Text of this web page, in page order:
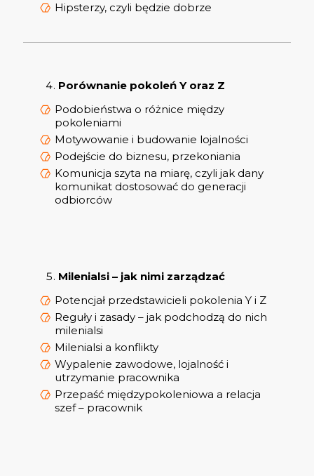
Hipsterzy, czyli będzie dobrze
Porównanie pokoleń Y oraz Z
Podobieństwa o różnice między
pokoleniami
Motywowanie i budowanie lojalności
Podejście do biznesu, przekoniania
Komunicja szyta na miarę, czyli jak dany
komunikat dostosować do generacji
odbiorców
Milenialsi – jak nimi zarządzać
Potencjał przedstawicieli pokolenia Y i Z
Reguły i zasady – jak podchodzą do nich
milenialsi
Milenialsi a konflikty
Wypalenie zawodowe, lojalność i
utrzymanie pracownika
Przepaść międzypokoleniowa a relacja
szef – pracownik